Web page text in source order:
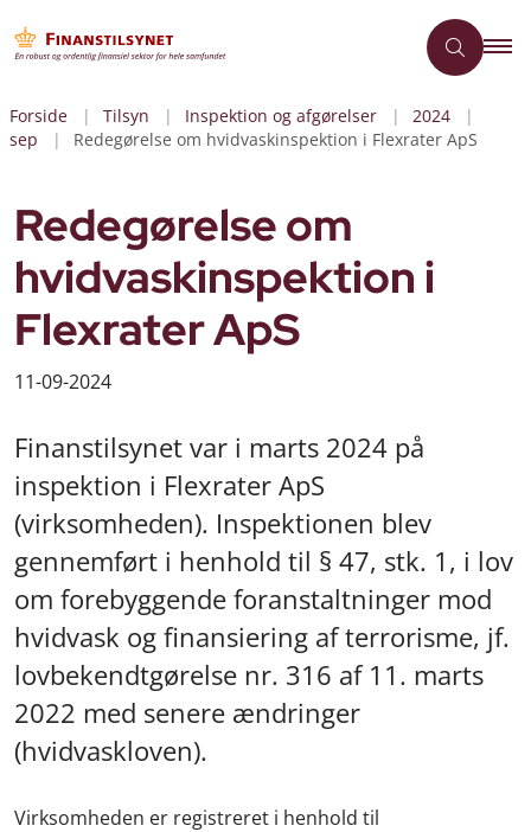
Forside Tilsyn Inspektion og afgørelser
2024
sep
Redegørelse om hvidvaskinspektion i Flexrater ApS
Redegørelse om
hvidvaskinspektion i
Flexrater ApS
11-09-2024
Finanstilsynet var i marts 2024 på
inspektion i Flexrater ApS
(virksomheden). Inspektionen blev
gennemført i henhold til § 47, stk. 1, i lov
om forebyggende foranstaltninger mod
hvidvask og finansiering af terrorisme, jf.
lovbekendtgørelse nr. 316 af 11. marts
2022 med senere ændringer
(hvidvaskloven).
Virksomheden er registreret i henhold til